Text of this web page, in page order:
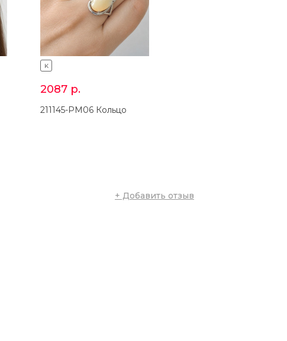
K
2087 р.
211145-PM06 Кольцо
+ Добавить отзыв